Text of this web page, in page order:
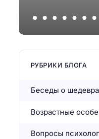
РУБРИКИ БЛОГА
Беседы о
Возрастные
Вопросы